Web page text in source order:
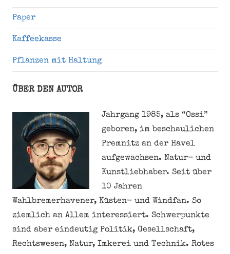
Paper
Kaffeekasse
Pflanzen mit Haltung
ÜBER DEN AUTOR
Jahrgang 1985, als “Ossi”
geboren, im beschaulichen
Premnitz an der Havel
aufgewachsen. Natur- und
Kunstliebhaber. Seit über
10 Jahren
Wahlbremerhavener, Küsten- und Windfan. So
ziemlich an Allem interessiert. Schwerpunkte
sind aber eindeutig Politik, Gesellschaft,
Rechtswesen, Natur, Imkerei und Technik. Rotes